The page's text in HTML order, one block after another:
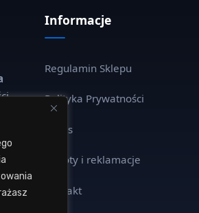
Informacje
Regulamin Sklepu
Polityka Prywatności
O nas
Zwroty i reklamacje
Kontakt